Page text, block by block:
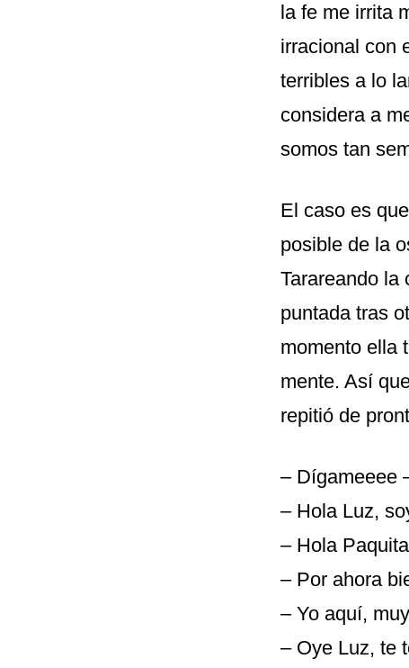
la fe me irrita
irracional con
terribles a lo
considera a
somos tan
El caso es
posible de la
Tarareando la
puntada tras
momento ella
mente. Así
repitió de
– Dígameeee
– Hola Luz,
– Hola
– Por ahora
– Yo aquí,
– Oye Luz, te